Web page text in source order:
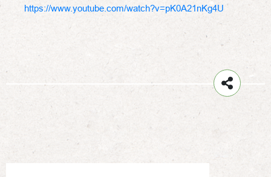
https://www.youtube.com/watch?v=pK0A21nKg4U